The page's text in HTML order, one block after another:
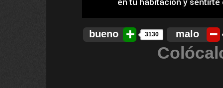
bueno 3130 malo